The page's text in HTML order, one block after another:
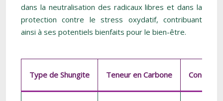
dans la neutralisation des radicaux libres et dans la
protection contre le stress oxydatif, contribuant
ainsi à ses potentiels bienfaits pour le bien-être.
Type de Shungite Teneur en Carbone